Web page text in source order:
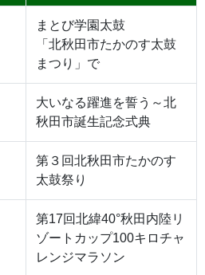
まとび学園太鼓
「北秋田市たかのす太鼓
まつり」で
大いなる躍進を誓う～北
秋田市誕生記念式典
第３回北秋田市たかのす
太鼓祭り
第17回北緯40°秋田内陸リ
ゾートカップ100キロチャ
レンジマラソン